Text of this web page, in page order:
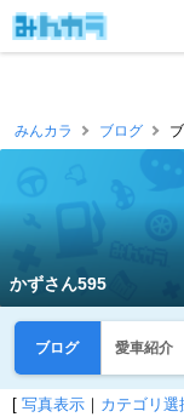
みんカラ ブログ
かずさん595
ブログ 愛車紹介
[ 写真表示 ｜ カテゴリ選